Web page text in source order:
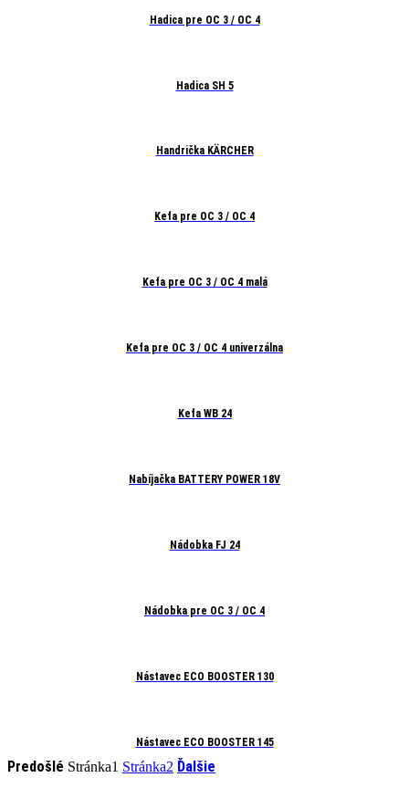
Hadica pre OC 3 / OC 4
Hadica SH 5
Handrička KÄRCHER
Kefa pre OC 3 / OC 4
Kefa pre OC 3 / OC 4 malá
Kefa pre OC 3 / OC 4 univerzálna
Kefa WB 24
Nabíjačka BATTERY POWER 18V
Nádobka FJ 24
Nádobka pre OC 3 / OC 4
Nástavec ECO BOOSTER 130
Nástavec ECO BOOSTER 145
Predošlé Stránka1 Stránka2 Ďalšie